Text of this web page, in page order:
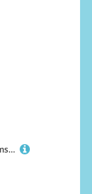
RHUIMEI for 1/80 China Raumstation Simulation Legierung Modell Kern Modul Souvenirs Ornamente Kern Modul Fertige Sammlung Exquisite